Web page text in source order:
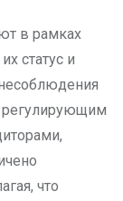
в рамках
статус и
регулирующим
что